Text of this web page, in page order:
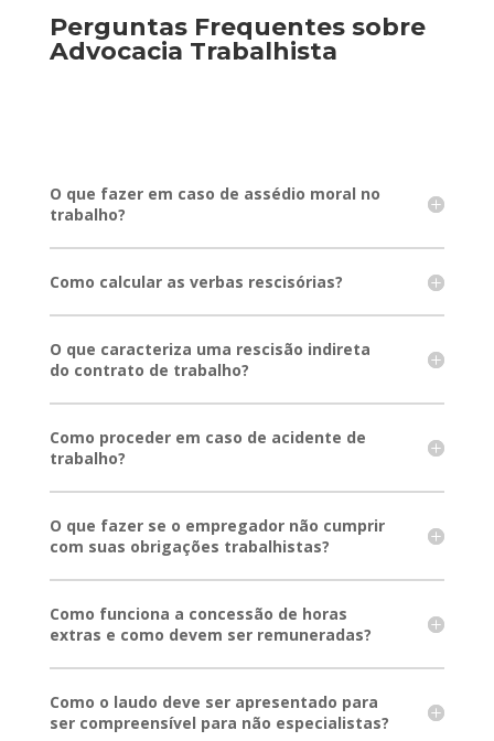
Perguntas Frequentes sobre
Advocacia Trabalhista
O que fazer em caso de assédio moral no
trabalho?
Como calcular as verbas rescisórias?
O que caracteriza uma rescisão indireta
do contrato de trabalho?
Como proceder em caso de acidente de
trabalho?
O que fazer se o empregador não cumprir
com suas obrigações trabalhistas?
Como funciona a concessão de horas
extras e como devem ser remuneradas?
Como o laudo deve ser apresentado para
ser compreensível para não especialistas?